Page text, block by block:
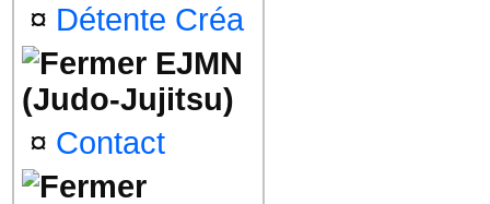
¤ Détente Créa
EJMN
(Judo-Jujitsu)
¤ Contact